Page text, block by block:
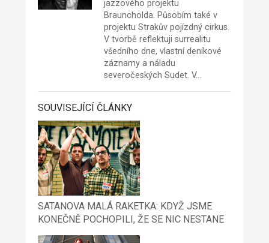
jazzového projektu
Brauncholda. Působím také v
projektu Strakův pojízdný cirkus.
V tvorbě reflektuji surrealitu
všedního dne, vlastní deníkové
záznamy a náladu
severočeských Sudet. V…
SOUVISEJÍCÍ ČLÁNKY
SATANOVA MALÁ RAKETKA: KDYŽ JSME
KONEČNĚ POCHOPILI, ŽE SE NIC NESTANE